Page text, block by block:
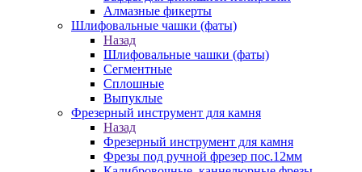
Алмазные фикерты
Шлифовальные чашки (фаты)
Назад
Шлифовальные чашки (фаты)
Сегментные
Сплошные
Выпуклые
Фрезерный инструмент для камня
Назад
Фрезерный инструмент для камня
Фрезы под ручной фрезер пос.12мм